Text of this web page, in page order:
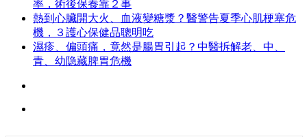
率，術後保養靠２事
熱到心臟開大火、血液變糖漿？醫警告夏季心肌梗塞危
機，３護心保健品聰明吃
濕疹、偏頭痛，竟然是腸胃引起？中醫拆解老、中、
青、幼隐藏脾胃危機